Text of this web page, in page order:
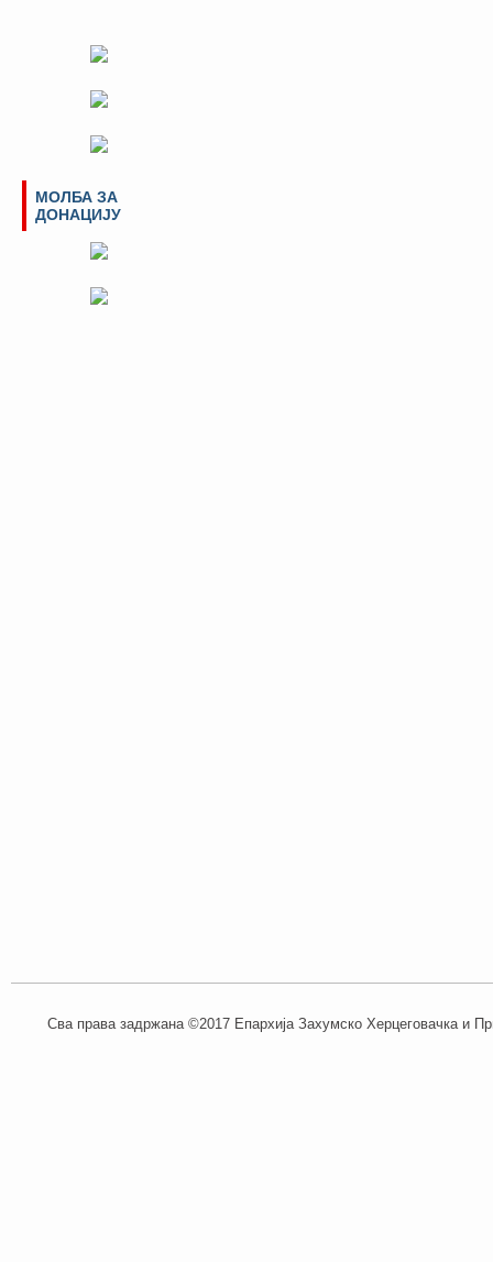
МОЛБА ЗА
ДОНАЦИЈУ
Сва права задржана ©2017 Епархија Захумско Херцеговачка и